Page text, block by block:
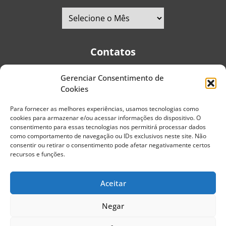
Gerenciar Consentimento de
Cookies
Para fornecer as melhores experiências, usamos tecnologias como
cookies para armazenar e/ou acessar informações do dispositivo. O
consentimento para essas tecnologias nos permitirá processar dados
como comportamento de navegação ou IDs exclusivos neste site. Não
consentir ou retirar o consentimento pode afetar negativamente certos
recursos e funções.
Aceitar
Negar
Contatos
Telefones:+55 (11) 2579-9697|+55 (11) 5587-4334
Guarani - CEP: 04310-060 - São Paulo | Brasil
E-mail:contato@portaldoenvelhecimento.com.br
Website:portaldoenvelhecimento.com.br